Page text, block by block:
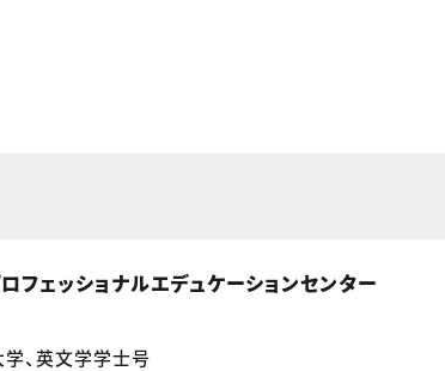
フェッショナルエデュケーションセンター
学、英文学学士号